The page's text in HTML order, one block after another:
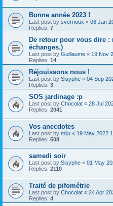
Bonne année 2023 !
Last post by svernoux « 06 Jan
Replies: 7
De retour pour vous dire
échanges.)
Last post by Guillaume « 19 Nov
Replies: 14
Réjouissons nous !
Last post by Sisyphe « 04 Sep
Replies: 3
SOS jardinage :p
Last post by Chocolat « 28 Jul
Replies: 2041
Vos anecdotes
Last post by miju « 19 May 2022
Replies: 508
samedi soir
Last post by Sisyphe « 01 May
Replies: 2110
Traité de pifométrie
Last post by Chocolat « 24 Apr
Replies: 4